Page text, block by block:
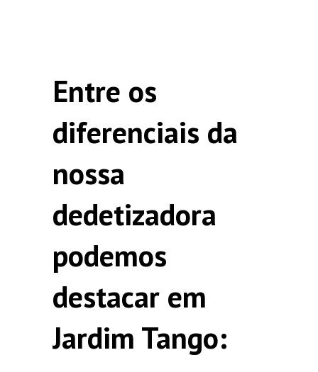
Entre os
diferenciais da
nossa
dedetizadora
podemos
destacar em
Jardim Tango: